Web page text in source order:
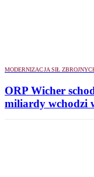
MODERNIZACJA SIŁ
ORP Wicher
miliardy wchodzi